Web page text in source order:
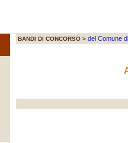
BANDI DI CONCORSO > del Comune